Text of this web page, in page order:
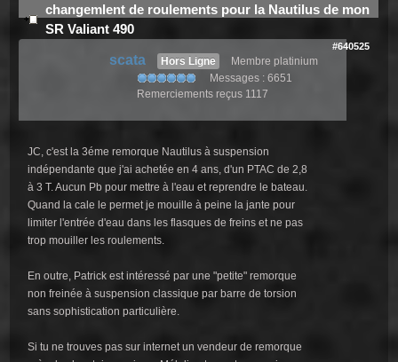
changemlent de roulements pour la Nautilus de mon
SR Valiant 490
#640525
scata Hors Ligne
Membre platinium
Messages : 6651
Remerciements reçus 1117
JC, c'est la 3éme remorque Nautilus à suspension
indépendante que j'ai achetée en 4 ans, d'un PTAC de 2,8
à 3 T. Aucun Pb pour mettre à l'eau et reprendre le bateau.
Quand la cale le permet je mouille à peine la jante pour
limiter l'entrée d'eau dans les flasques de freins et ne pas
trop mouiller les roulements.
En outre, Patrick est intéressé par une "petite" remorque
non freinée à suspension classique par barre de torsion
sans sophistication particulière.
Si tu ne trouves pas sur internet un vendeur de remorque